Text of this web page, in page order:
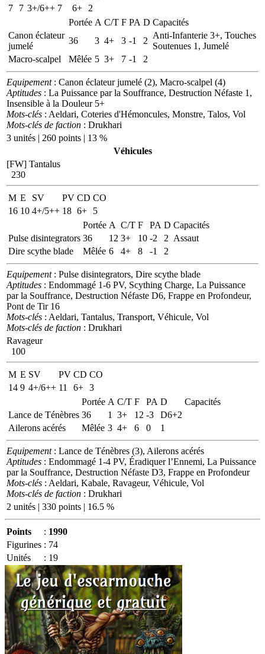
7
7 3+/6++ 7 6+
2
Portée A C/T F PA D Capacités
Canon éclateur
jumelé
36 3 4+ 3 -1 2
Anti-Infanterie 3+, Touches
Soutenues 1, Jumelé
Macro-scalpel
Mêlée 5 3+ 7 -1 2
Equipement: Canon éclateur jumelé (2), Macro-scalpel (4)
Aptitudes : La Puissance par la Souffrance, Destruction Néfaste 1,
Insensible à la Douleur 5+
Mots-clés : Aeldari, Coteries d'Hémoncules, Monstre, Talos, Vol
Mots-clés de faction : Drukhari
3 unités | 260 points | 13 %
Véhicules
[FW] Tantalus
230
M E SV PV CD CO
16 10 4+/5++ 18 6+
5
Portée A C/T F PA D Capacités
Pulse disintegrators 36 12 3+ 10 -2 2 Assaut
Dire scythe blade
Mêlée 6 4+ 8 -1 2
Equipement: Pulse disintegrators, Dire scythe blade
Aptitudes : Endommagé 1-6 PV, Scything Charge, La Puissance
par la Souffrance, Destruction Néfaste D6, Frappe en Profondeur,
Pont de Tir 16
Mots-clés : Aeldari, Tantalus, Transport, Véhicule, Vol
Mots-clés de faction : Drukhari
Ravageur
100
M E SV PV CD CO
14 9 4+/6++ 11 6+ 3
Portée A C/T F PA D
Capacités
Lance de Ténèbres 36 1 3+ 12 -3
D6+2
Ailerons acérés
Mêlée 3 4+ 6 0 1
Equipement: Lance de Ténèbres (3), Ailerons acérés
Aptitudes : Endommagé 1-4 PV, Éradiquer l’Ennemi, La Puissance
par la Souffrance, Destruction Néfaste D3, Frappe en Profondeur
Mots-clés : Aeldari, Kabale, Ravageur, Véhicule, Vol
Mots-clés de faction : Drukhari
2 unités | 330 points | 16.5 %
Points : 1990
Figurines : 74
Unités
: 19